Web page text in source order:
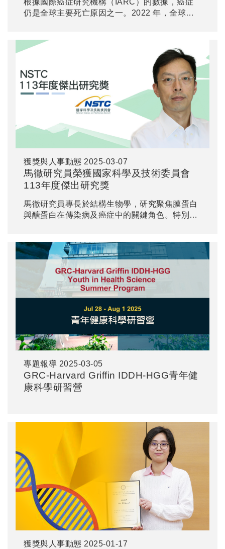
仍是全球主要死亡原因之一。2022 年，全球估
究，深入探討了與癌症息息相關的人類 β-1,3-半
獲獎與人事動態 2025-03-07
馬徹研究員榮獲國家科學及技術委員會
113年度傑出研究獎
馬徹研究員專長於結構生物學，研究聚焦膜蛋白
與醣蛋白在傳染病及癌症中的關鍵角色。特別是
專題報導 2025-03-05
GRC-Harvard Griffin IDDH-HGG青年健
康科學研習營
獲獎與人事動態 2025-01-17